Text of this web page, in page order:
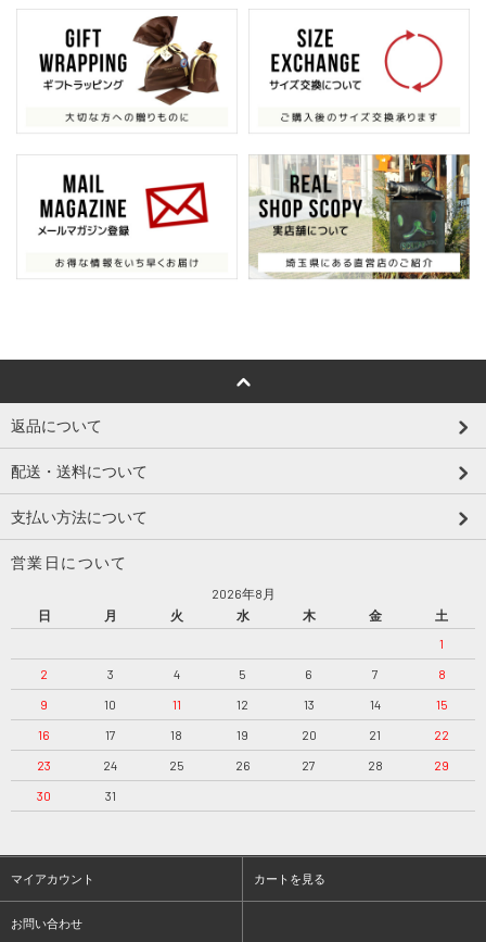
返品について
配送・送料について
支払い方法について
営業日について
2026年8月
日
月 火 水 木 金
土
1
2
3 4 5 6 7
8
9
10 11 12 13 14
15
16
17 18 19 20 21
22
23
24 25 26 27 28
29
30
31
マイアカウント カートを見る
お問い合わせ